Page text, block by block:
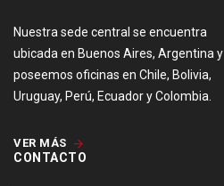
Nuestra sede central se encuentra
ubicada en Buenos Aires, Argentina y
poseemos oficinas en Chile, Bolivia,
Uruguay, Perú, Ecuador y Colombia.
VER MÁS
CONTACTO